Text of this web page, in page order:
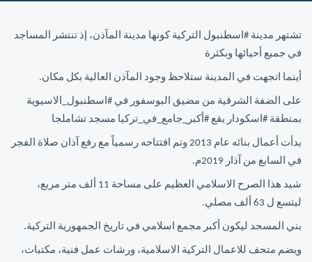
تشتهر مدينة #اسطنبول التركية كونها مدينة المآذن، إذ تنتشر المساجد
في جميع أحيائها وبكثرة
أينما اتجهت في المدينة ستلاحظ وجود المآذن العالية بكل مكان.
على الضفة الشرقية من مضيق البوسفور في #اسطنبول_الاسيوية
بمنطقة #اسكودار يقع #أكبر_جامع_في_تركيا مسجد تشاملجا
بدأت أعمال بنائه عام 2013 وتم افتتاحه رسمياً مع رفع آذان صلاة الفجر
في السابع من آذار 2019م.
شيد هذا الصرح الاسلامي العظيم على مساحة 11 ألف متر مربع،
ليتسع ل 63 ألف مصلي.
بني المسجد ليكون أكبر مجمع اسلامي في تاريخ الجمهورية التركية.
ويضم متحف للاعمال التركية الاسلامية، ورشات عمل فنية، مكتبات،